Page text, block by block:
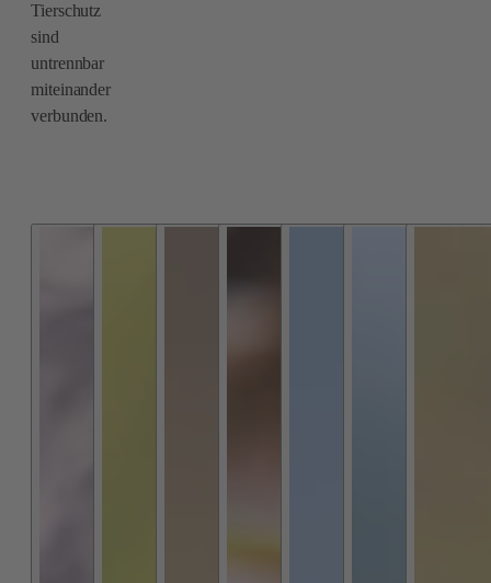
Tierschutz
sind
untrennbar
miteinander
verbunden.